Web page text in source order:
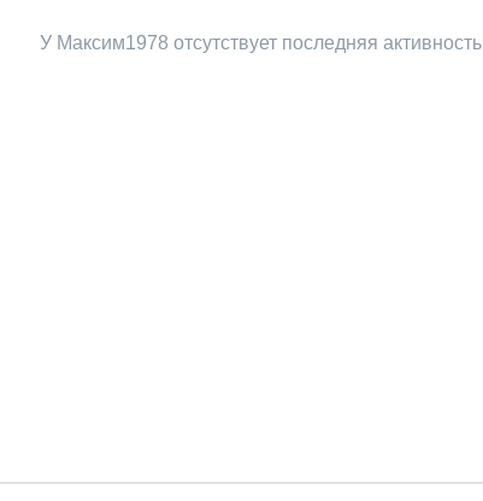
У Максим1978 отсутствует последняя активность